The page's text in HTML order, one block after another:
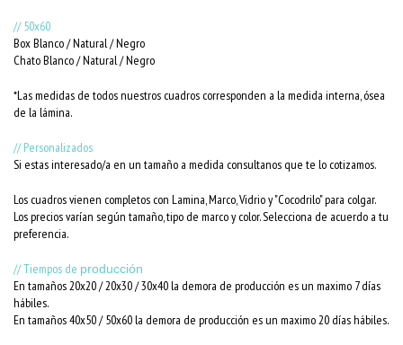
// 50x60
Box Blanco / Natural / Negro
Chato Blanco / Natural / Negro
*Las medidas de todos nuestros cuadros corresponden a la medida interna, ósea
de la lámina.
// Personalizados
Si estas interesado/a en un tamaño a medida consultanos que te lo cotizamos.
Los cuadros vienen completos con Lamina, Marco, Vidrio y "Cocodrilo" para colgar.
Los precios varían según tamaño, tipo de marco y color. Selecciona de acuerdo a tu
preferencia.
// Tiempos de producción
En tamaños 20x20 / 20x30 / 30x40 la demora de producción es un maximo 7 días
hábiles.
En tamaños 40x50 / 50x60 la demora de producción es un maximo 20 días hábiles.